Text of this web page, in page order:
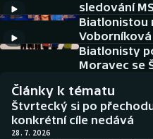
Baseball a softbal
Basketbal
Boby a skeleton
Soutěže
Historické návraty
AZ kvíz
sledování
Biatlonistou
Voborníková
Biatlonisty
Moravec se
Články k tématu
Štvrtecký si po
konkrétní cíle nedává
28. 7. 2026